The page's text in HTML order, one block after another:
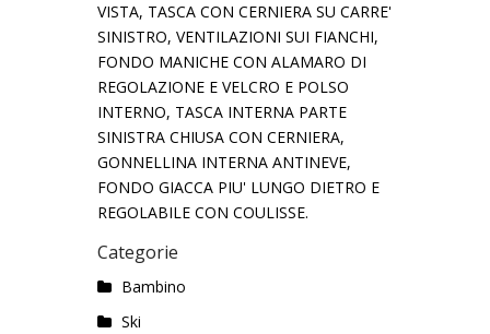
VISTA, TASCA CON CERNIERA SU CARRE'
SINISTRO, VENTILAZIONI SUI FIANCHI,
FONDO MANICHE CON ALAMARO DI
REGOLAZIONE E VELCRO E POLSO
INTERNO, TASCA INTERNA PARTE
SINISTRA CHIUSA CON CERNIERA,
GONNELLINA INTERNA ANTINEVE,
FONDO GIACCA PIU' LUNGO DIETRO E
REGOLABILE CON COULISSE.
Categorie
Bambino
Ski